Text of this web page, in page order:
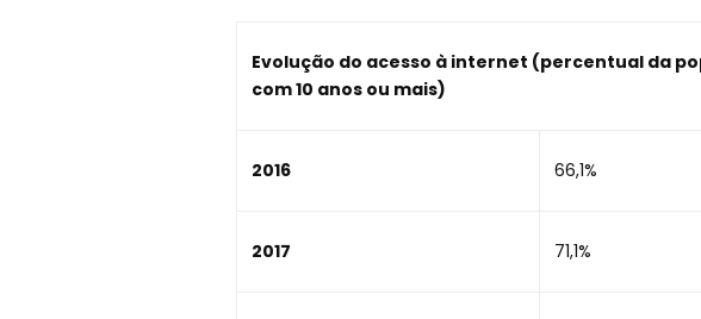
Evolução do acesso à internet (percentual da
com 10 anos ou mais)
2016 66,1%
2017 71,1%